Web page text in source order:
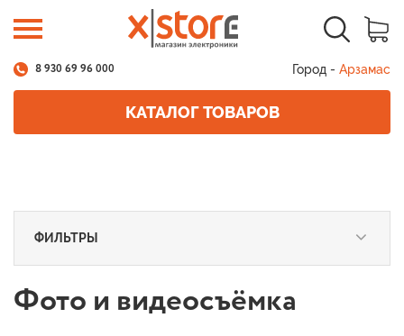
8 930 69 96 000 Город - Арзамас
КАТАЛОГ ТОВАРОВ
ФИЛЬТРЫ
Фото и видеосъёмка